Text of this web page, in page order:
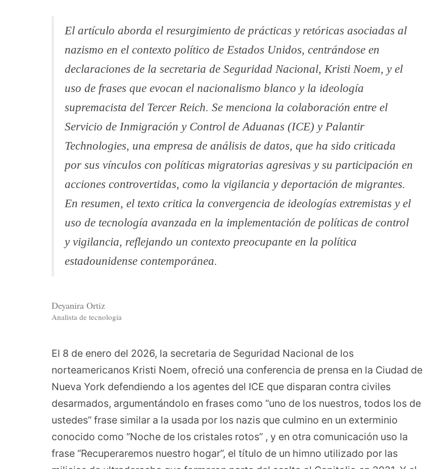
El artículo aborda el resurgimiento de prácticas y retóricas asociadas al
nazismo en el contexto político de Estados Unidos, centrándose en
declaraciones de la secretaria de Seguridad Nacional, Kristi Noem, y el
uso de frases que evocan el nacionalismo blanco y la ideología
supremacista del Tercer Reich. Se menciona la colaboración entre el
Servicio de Inmigración y Control de Aduanas (ICE) y Palantir
Technologies, una empresa de análisis de datos, que ha sido criticada
por sus vínculos con políticas migratorias agresivas y su participación en
acciones controvertidas, como la vigilancia y deportación de migrantes.
En resumen, el texto critica la convergencia de ideologías extremistas y el
uso de tecnología avanzada en la implementación de políticas de control
y vigilancia, reflejando un contexto preocupante en la política
estadounidense contemporánea.
Deyanira Ortiz
Analista de tecnología
El 8 de enero del 2026, la secretaria de Seguridad Nacional de los
norteamericanos Kristi Noem, ofreció una conferencia de prensa en la Ciudad de
Nueva York defendiendo a los agentes del ICE que disparan contra civiles
desarmados, argumentándolo en frases como “uno de los nuestros, todos los de
ustedes” frase similar a la usada por los nazis que culmino en un exterminio
conocido como “Noche de los cristales rotos” , y en otra comunicación uso la
frase “Recuperaremos nuestro hogar”, el título de un himno utilizado por las